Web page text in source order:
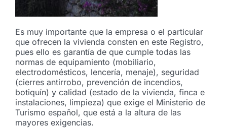
Es muy importante que la empresa o el particular
que ofrecen la vivienda consten en este Registro,
pues ello es garantía de que cumple todas las
normas de equipamiento (mobiliario,
electrodomésticos, lencería, menaje), seguridad
(cierres antirrobo, prevención de incendios,
botiquín) y calidad (estado de la vivienda, finca e
instalaciones, limpieza) que exige el Ministerio de
Turismo español, que está a la altura de las
mayores exigencias.